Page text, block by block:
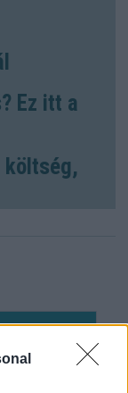
Ez itt a
költség,
az
mások